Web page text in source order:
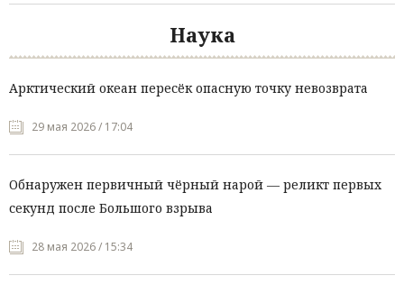
Наука
Арктический океан пересёк опасную точку невозврата
29 мая 2026 / 17:04
Обнаружен первичный чёрный нарой — реликт первых
секунд после Большого взрыва
28 мая 2026 / 15:34